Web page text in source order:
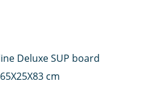
Deluxe SUP board
cm